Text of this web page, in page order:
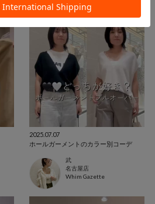
2025.07.07
ホールガーメントのカラー別コーデ
武
名古屋店
Whim Gazette